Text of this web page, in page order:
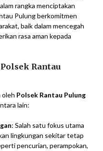
rangka menciptakan
Pulung berkomitmen
baik dalam mencegah
rasa aman kepada
Rantau
oleh Polsek Rantau Pulung
lain:
: Salah satu fokus utama
lingkungan sekitar tetap
pencurian, perampokan,